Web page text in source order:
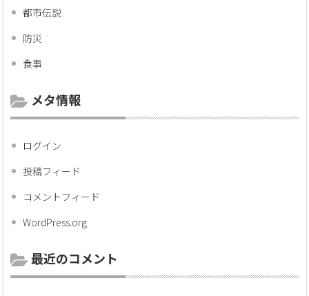
都市伝説
防災
食事
メタ情報
ログイン
投稿フィード
コメントフィード
WordPress.org
最近のコメント